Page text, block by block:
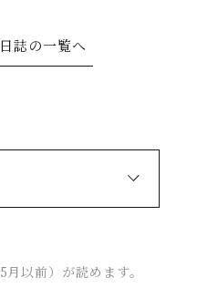
誌の一覧へ
以前）が読めます。